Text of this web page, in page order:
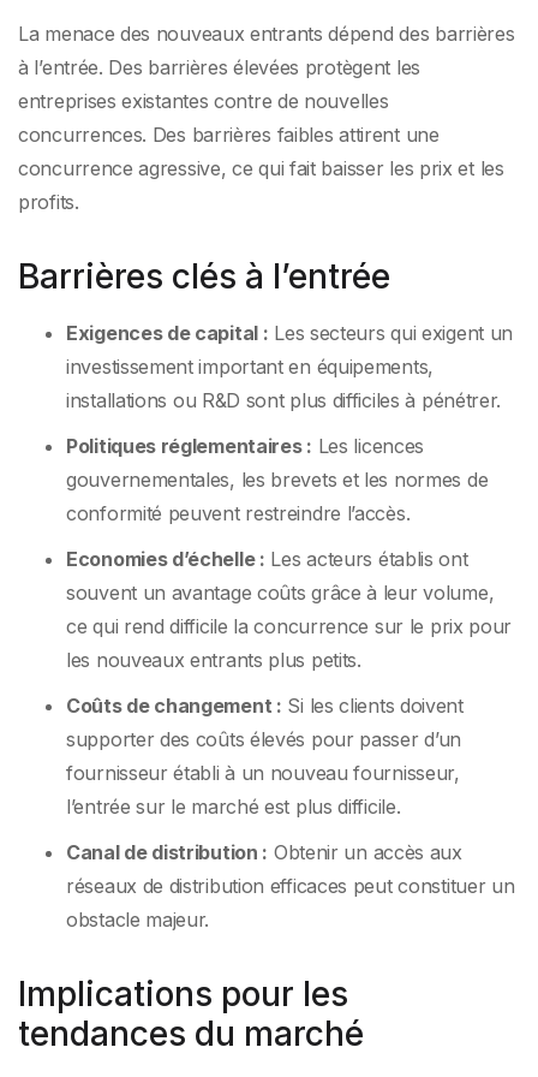
La menace des nouveaux entrants dépend des barrières
à l’entrée. Des barrières élevées protègent les
entreprises existantes contre de nouvelles
concurrences. Des barrières faibles attirent une
concurrence agressive, ce qui fait baisser les prix et les
profits.
Barrières clés à l’entrée
Exigences de capital : Les secteurs qui exigent un
investissement important en équipements,
installations ou R&D sont plus difficiles à pénétrer.
Politiques réglementaires : Les licences
gouvernementales, les brevets et les normes de
conformité peuvent restreindre l’accès.
Economies d’échelle : Les acteurs établis ont
souvent un avantage coûts grâce à leur volume,
ce qui rend difficile la concurrence sur le prix pour
les nouveaux entrants plus petits.
Coûts de changement : Si les clients doivent
supporter des coûts élevés pour passer d’un
fournisseur établi à un nouveau fournisseur,
l’entrée sur le marché est plus difficile.
Canal de distribution : Obtenir un accès aux
réseaux de distribution efficaces peut constituer un
obstacle majeur.
Implications pour les
tendances du marché